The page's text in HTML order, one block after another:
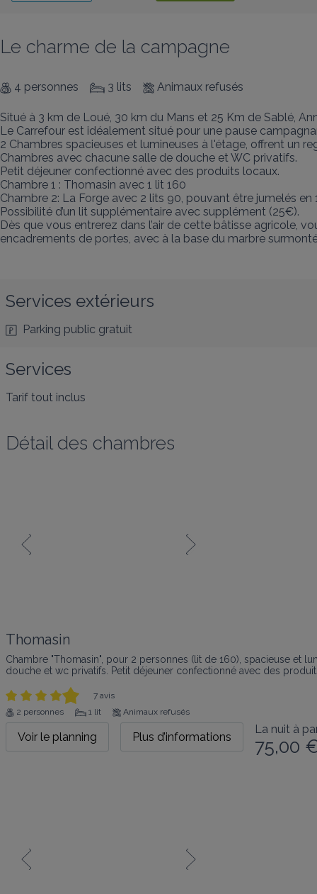
Le charme de la campagne
4 personnes 3 lits Animaux refusés
Situé à 3 km de Loué, 30 km du Mans et 25 Km de Sablé,
Le Carrefour est idéalement situé pour une pause
2 Chambres spacieuses et lumineuses à l'étage, offrent un
Chambres avec chacune salle de douche et WC privatifs.
Petit déjeuner confectionné avec des produits locaux.
Chambre 1 : Thomasin avec 1 lit 160
Chambre 2: La Forge avec 2 lits 90, pouvant être jumelés en
Possibilité d’un lit supplémentaire avec supplément (25€).
Dès que vous entrerez dans l’air de cette bâtisse agricole,
encadrements de portes, avec à la base du marbre
Services extérieurs
Parking public gratuit
Services
Tarif tout inclus
Détail des chambres
Thomasin
Chambre "Thomasin", pour 2 personnes (lit de 160), spacieuse et
douche et wc privatifs. Petit déjeuner confectionné avec des
7 avis
2 personnes
1 lit Animaux refusés
Voir le planning Plus d’informations
La nuit à
75,00